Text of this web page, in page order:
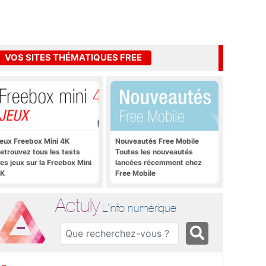
VOS SITES THÉMATIQUES FREE
Freebox Mini 4K
tous les tests
jeux sur la Freebox Mini
Nouveautés Free Mobile
Toutes les nouveautés
lancées récemment chez
Free Mobile
Actuly L'info numérique